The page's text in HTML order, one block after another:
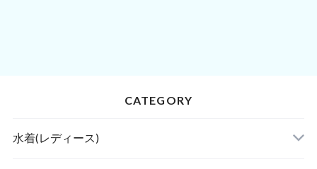
CATEGORY
水着(レディース)